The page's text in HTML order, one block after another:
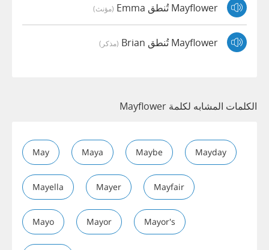
Mayflower تُنطق Emma (مؤنث)
Mayflower تُنطق Brian (مذكر)
الكلمات المشابه لكلمة Mayflower
May Maya Maybe Mayday
Mayella Mayer Mayfair
Mayo Mayor Mayor's